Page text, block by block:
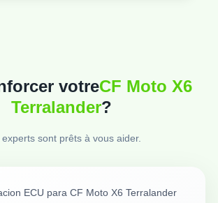
votreCF Moto X6
Terralander?
experts sont prêts à vous aider.
ECU para CF Moto X6 Terralander